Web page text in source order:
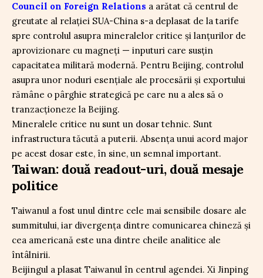
Council on Foreign Relations a arătat că centrul de
greutate al relației SUA-China s-a deplasat de la tarife
spre controlul asupra mineralelor critice și lanțurilor de
aprovizionare cu magneți — inputuri care susțin
capacitatea militară modernă. Pentru Beijing, controlul
asupra unor noduri esențiale ale procesării și exportului
rămâne o pârghie strategică pe care nu a ales să o
tranzacționeze la Beijing.
Mineralele critice nu sunt un dosar tehnic. Sunt
infrastructura tăcută a puterii. Absența unui acord major
pe acest dosar este, în sine, un semnal important.
Taiwan: două readout-uri, două mesaje
politice
Taiwanul a fost unul dintre cele mai sensibile dosare ale
summitului, iar divergența dintre comunicarea chineză și
cea americană este una dintre cheile analitice ale
întâlnirii.
Beijingul a plasat Taiwanul în centrul agendei. Xi Jinping